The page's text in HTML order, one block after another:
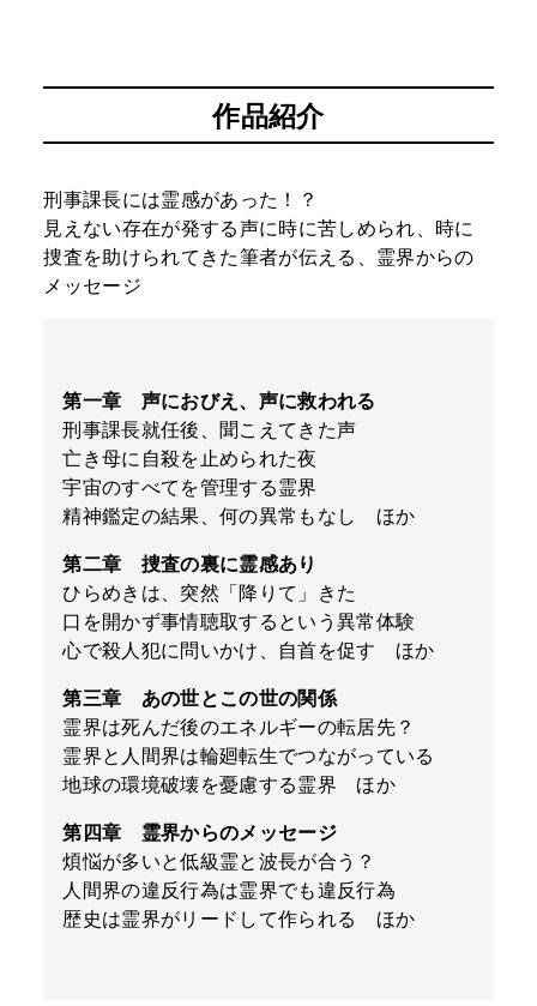
作品紹介
刑事課長には霊感があった！？
見えない存在が発する声に時に苦しめられ、時に
捜査を助けられてきた筆者が伝える、霊界からの
メッセージ
第一章 声におびえ、声に救われる
刑事課長就任後、聞こえてきた声
亡き母に自殺を止められた夜
宇宙のすべてを管理する霊界
精神鑑定の結果、何の異常もなし ほか
第二章 捜査の裏に霊感あり
ひらめきは、突然「降りて」きた
口を開かず事情聴取するという異常体験
心で殺人犯に問いかけ、自首を促す ほか
第三章 あの世とこの世の関係
霊界は死んだ後のエネルギーの転居先？
霊界と人間界は輪廻転生でつながっている
地球の環境破壊を憂慮する霊界 ほか
第四章 霊界からのメッセージ
煩悩が多いと低級霊と波長が合う？
人間界の違反行為は霊界でも違反行為
歴史は霊界がリードして作られる ほか